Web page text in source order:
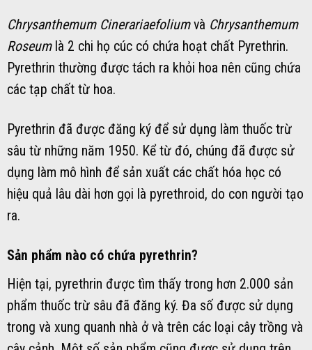
Chrysanthemum Cinerariaefoliumvà Chrysanthemum
Roseumlà 2 chi họ cúc có chứa hoạt chất Pyrethrin.
Pyrethrin thường được tách ra khỏi hoa nên cũng chứa
các tạp chất từ ​​hoa.
Pyrethrin đã được đăng ký để sử dụng làm thuốc trừ
sâu từ những năm 1950. Kể từ đó, chúng đã được sử
dụng làm mô hình để sản xuất các chất hóa học có
hiệu quả lâu dài hơn gọi là pyrethroid, do con người tạo
ra.
Sản phẩm nào có chứa pyrethrin?
Hiện tại, pyrethrin được tìm thấy trong hơn 2.000 sản
phẩm thuốc trừ sâu đã đăng ký. Đa số được sử dụng
trong và xung quanh nhà ở và trên các loại cây trồng và